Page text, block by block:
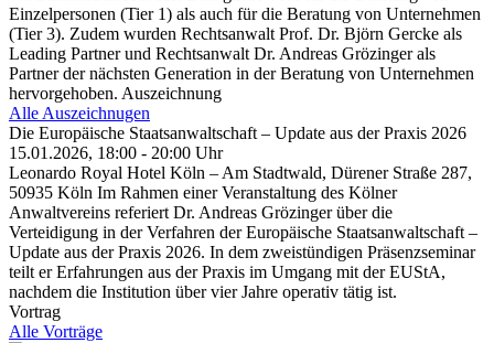
Einzelpersonen (Tier 1) als auch für die Beratung von Unternehmen
(Tier 3). Zudem wurden Rechtsanwalt Prof. Dr. Björn Gercke als
Leading Partner und Rechtsanwalt Dr. Andreas Grözinger als
Partner der nächsten Generation in der Beratung von Unternehmen
hervorgehoben. Auszeichnung
Alle Auszeichnugen
Die Europäische Staatsanwaltschaft – Update aus der Praxis 2026
15.01.2026, 18:00 - 20:00 Uhr
Leonardo Royal Hotel Köln – Am Stadtwald, Dürener Straße 287,
50935 Köln Im Rahmen einer Veranstaltung des Kölner
Anwaltvereins referiert Dr. Andreas Grözinger über die
Verteidigung in der Verfahren der Europäische Staatsanwaltschaft –
Update aus der Praxis 2026. In dem zweistündigen Präsenzseminar
teilt er Erfahrungen aus der Praxis im Umgang mit der EUStA,
nachdem die Institution über vier Jahre operativ tätig ist.
Vortrag
Alle Vorträge